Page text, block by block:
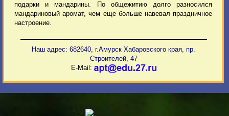
подарки и мандарины. По общежитию долго разносился
мандариновый аромат, чем еще больше навевал праздничное
настроение.
Наш адрес: 682640, г.Амурск Хабаровского края, пр.
Строителей, 47
E-Mail: